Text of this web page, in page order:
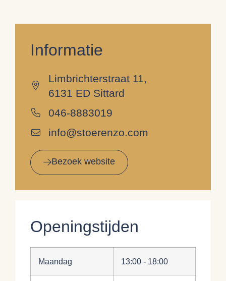
Informatie
Limbrichterstraat 11,
6131 ED Sittard
046-8883019
info@stoerenzo.com
Bezoek website
Openingstijden
Maandag 13:00 - 18:00